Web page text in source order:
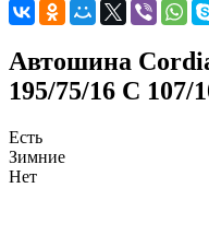
Автошина
195/75/16 C
Есть
Зимние
Нет